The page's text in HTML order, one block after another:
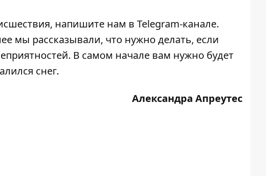
напишите нам в Telegram-канале.
мы рассказывали, что нужно делать, если
. В самом начале вам нужно будет
снег.
Александра Апреутес